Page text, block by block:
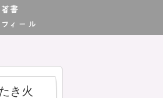
著書
ィール
き火